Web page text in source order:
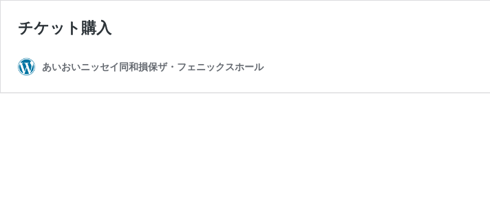
チケット購入
あいおいニッセイ同和損保ザ・フェニックスホール